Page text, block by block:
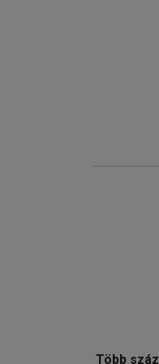
Több száz